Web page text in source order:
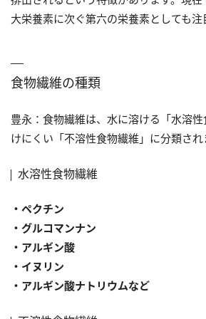
大栄養素に次ぐ第六の栄養素としても注
食物繊維の種類
豊永：食物繊維は、水に溶ける「水溶
けにくい「不溶性食物繊維」に分類され
水溶性食物繊維
・ペクチン
・グルコマンナン
・アルギン酸
・イヌリン
・アルギン酸ナトリウムなど